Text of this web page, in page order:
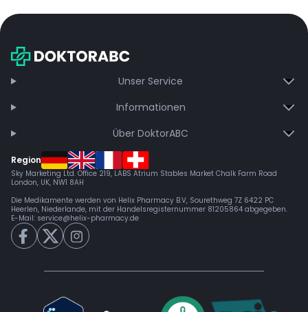
bei jeder Bestellung, erhalten schnelle Lieferung und
Unser Service
Informationen
Über DoktorABC
Region
Sky Marketing Ltd. Office 219, LABS Atrium Stables Market Chalk Farm Road
London, UK, NW1 8AH
Die Medikamente werden von Helix Pharmacy B.V, Sourethweg 7Z 6422 PC
Heerlen, Niederlande, mit der Handelsregisternummer 81205864 abgegeben.
E-Mail: service@helix-pharmacy.de